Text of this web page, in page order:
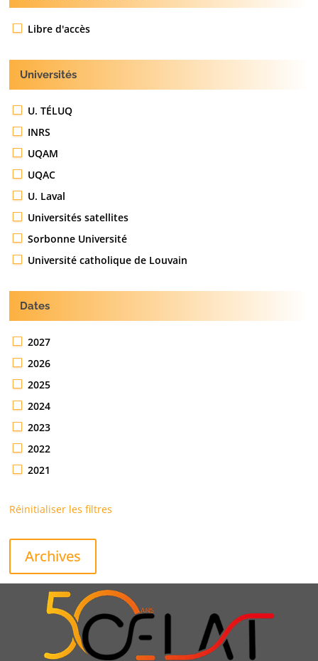
Libre d'accès
Universités
U. TÉLUQ
INRS
UQAM
UQAC
U. Laval
Universités satellites
Sorbonne Université
Université catholique de Louvain
Dates
2027
2026
2025
2024
2023
2022
2021
Réinitialiser les filtres
Archives